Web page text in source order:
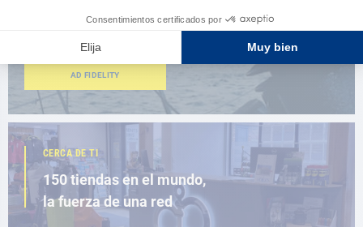
Benefíciate de ventajas exclusivas
AD FIDELITY
CERCA DE TI
150 tiendas en el mundo,
la fuerza de una red